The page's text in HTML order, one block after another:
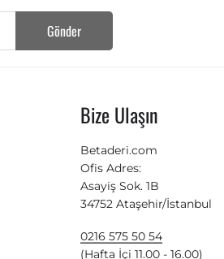
Gönder
Bize Ulaşın
Betaderi.com
Ofis Adres:
Asayiş Sok. 1B
34752 Ataşehir/İstanbul
0216 575 50 54
(Hafta İçi 11.00 - 16.00)